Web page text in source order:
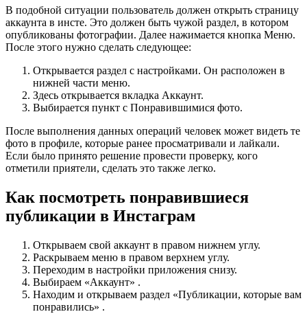
В подобной ситуации пользователь должен открыть страницу
аккаунта в инсте. Это должен быть чужой раздел, в котором
опубликованы фотографии. Далее нажимается кнопка Меню.
После этого нужно сделать следующее:
Открывается раздел с настройками. Он расположен в
нижней части меню.
Здесь открывается вкладка Аккаунт.
Выбирается пункт с Понравившимися фото.
После выполнения данных операций человек может видеть те
фото в профиле, которые ранее просматривали и лайкали.
Если было принято решение провести проверку, кого
отметили приятели, сделать это также легко.
Как посмотреть понравившиеся
публикации в Инстаграм
Открываем свой аккаунт в правом нижнем углу.
Раскрываем меню в правом верхнем углу.
Переходим в настройки приложения снизу.
Выбираем «Аккаунт» .
Находим и открываем раздел «Публикации, которые вам
понравились» .